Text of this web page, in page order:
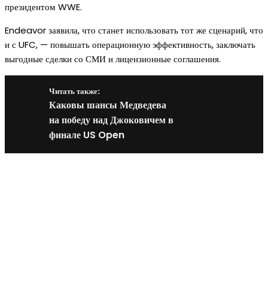
президентом WWE.
Endeavor заявила, что станет использовать тот же сценарий, что
и с UFC, — повышать операционную эффективность, заключать
выгодные сделки со СМИ и лицензионные соглашения.
Читать также:
Каковы шансы Медведева
на победу над Джоковичем в
финале US Open